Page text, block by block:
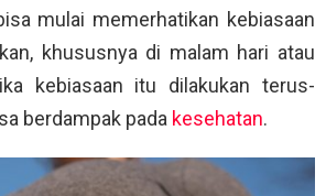
mulai memerhatikan kebiasaan
khususnya di malam hari atau
kebiasaan itu dilakukan terus-
berdampak pada kesehatan.